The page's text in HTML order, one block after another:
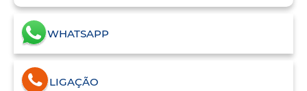
WHATSAPP
LIGAÇÃO